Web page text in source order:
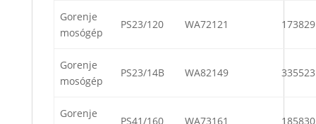
Gorenje
mosógép
PS23/120 WA72121 173829
Gorenje
mosógép
PS23/14B WA82149 335523
Gorenje
PS41/160 WA73161 185830